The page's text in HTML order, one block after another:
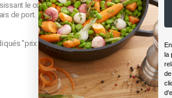
le code qui est envoyé par mail. Offre
de port.
"prix web" sont des offres exclusives au site
la